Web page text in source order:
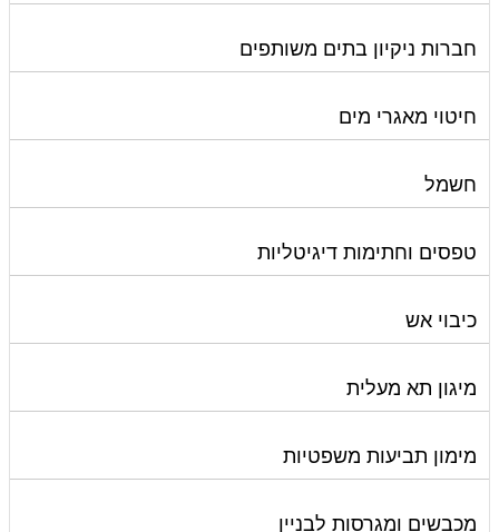
חברות ניקיון בתים משותפים
חיטוי מאגרי מים
חשמל
טפסים וחתימות דיגיטליות
כיבוי אש
מיגון תא מעלית
מימון תביעות משפטיות
מכבשים ומגרסות לבניין